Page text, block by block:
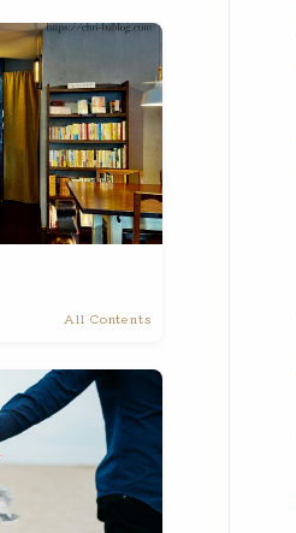
All Contents